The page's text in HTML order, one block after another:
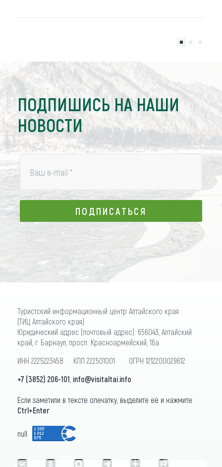
ПОДПИШИСЬ НА НАШИ
НОВОСТИ
Ваш e-mail *
ПОДПИСАТЬСЯ
ПОДПИСАТЬСЯ
Туристский информационный центр Алтайского края
(ТИЦ Алтайского края)
Юридический адрес (почтовый адрес): 656043, Алтайский
край, г. Барнаул, просп. Красноармейский, 16а
ИНН 2225223458 КПП 222501001 ОГРН 1212200029612
+7 (3852) 206-101 info@visitaltai.info
Если заметили в тексте опечатку, выделите её и нажмите
Ctrl+Enter
null